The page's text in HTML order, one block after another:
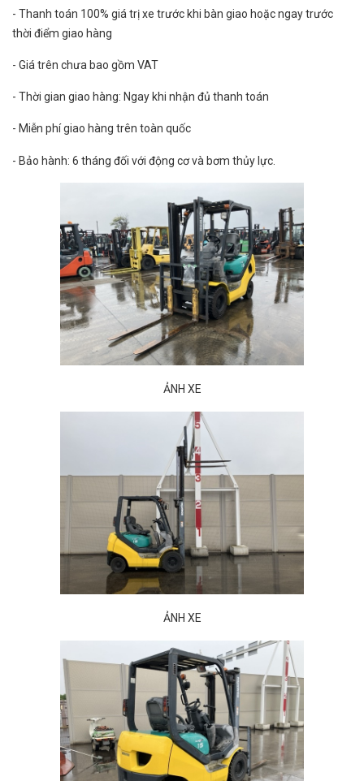
- Thanh toán 100% giá trị xe trước khi bàn giao hoặc ngay trước
thời điểm giao hàng
- Giá trên chưa bao gồm VAT
- Thời gian giao hàng: Ngay khi nhận đủ thanh toán
- Miễn phí giao hàng trên toàn quốc
- Bảo hành: 6 tháng đối với động cơ và bơm thủy lực.
ẢNH XE
ẢNH XE